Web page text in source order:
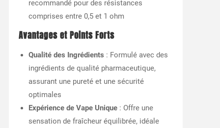
recommandé pour des résistances
comprises entre 0,5 et 1 ohm
Avantages et Points Forts
Qualité des Ingrédients : Formulé avec des
ingrédients de qualité pharmaceutique,
assurant une pureté et une sécurité
optimales
Expérience de Vape Unique: Offre une
sensation de fraîcheur équilibrée, idéale